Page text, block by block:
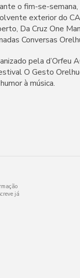
o fim-se-
exterior do
Da Cruz One
Conversas
pela d’Orfeu
O Gesto
à música.
já